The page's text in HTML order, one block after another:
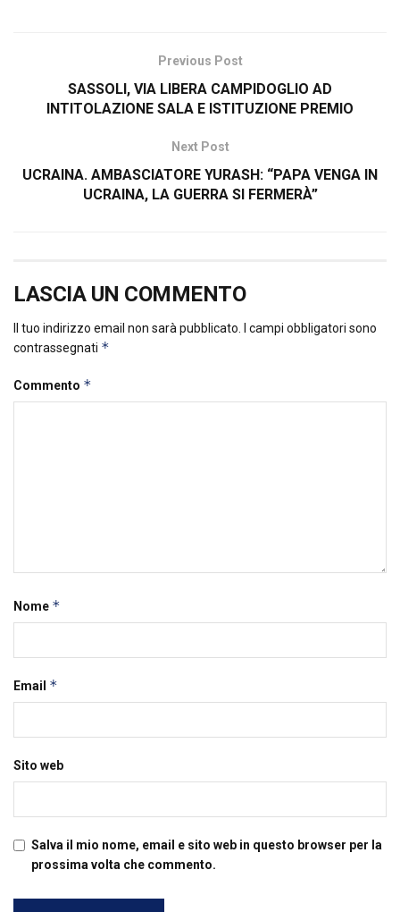
Previous Post
SASSOLI, VIA LIBERA CAMPIDOGLIO AD
INTITOLAZIONE SALA E ISTITUZIONE PREMIO
Next Post
UCRAINA. AMBASCIATORE YURASH: “PAPA VENGA IN
UCRAINA, LA GUERRA SI FERMERÀ”
LASCIA UN COMMENTO
Il tuo indirizzo email non sarà pubblicato.
I campi obbligatori sono
contrassegnati *
Commento *
Nome *
Email *
Sito web
Salva il mio nome, email e sito web in questo browser per la
prossima volta che commento.